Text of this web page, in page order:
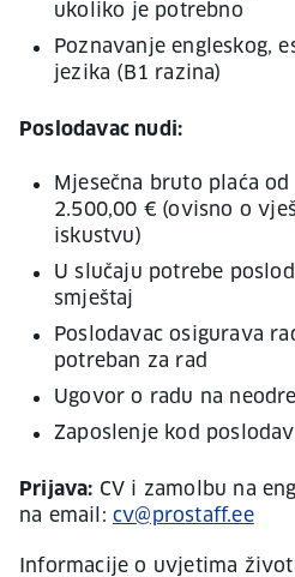
ukoliko je potrebno
Poznavanje engleskog,
jezika (B1 razina)
Poslodavac nudi:
Mjesečna bruto plaća
2.500,00 € (ovisno o
iskustvu)
U slučaju potrebe
smještaj
Poslodavac osigurava
potreban za rad
Ugovor o radu na
Zaposlenje kod
Prijava: CV i zamolbu na
na email: cv@prostaff.ee
Informacije o uvjetima